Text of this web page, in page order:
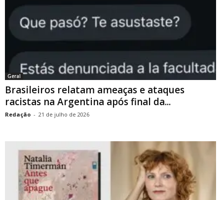
Geral
Brasileiros relatam ameaças e ataques
racistas na Argentina após final da...
Redação - 21 de julho de 2026